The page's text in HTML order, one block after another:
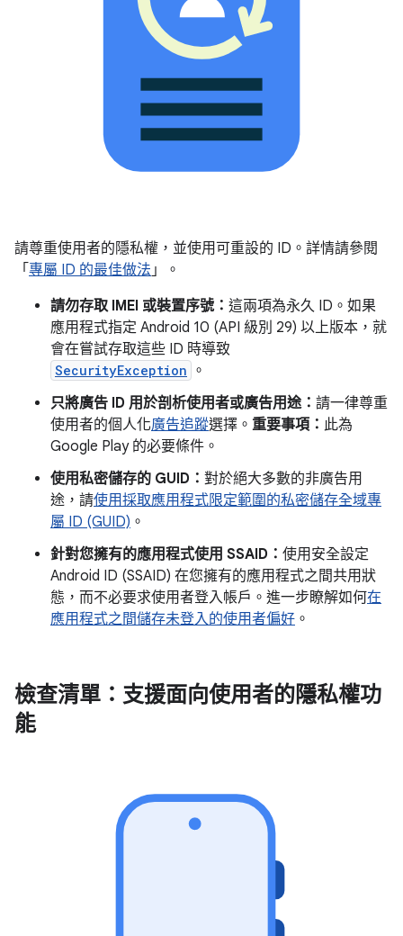
請尊重使用者的隱私權，並使用可重設的 ID。詳情請參閱
「 專屬 ID 的最佳做法 」。
請勿存取 IMEI 或裝置序號： 這兩項為永久 ID。如果
應用程式指定 Android 10 (API 級別 29) 以上版本，就
會在嘗試存取這些 ID 時導致
SecurityException 。
只將廣告 ID 用於剖析使用者或廣告用途： 請一律尊重
使用者的個人化廣告追蹤選擇。 重要事項： 此為
Google Play 的必要條件。
使用私密儲存的 GUID： 對於絕大多數的非廣告用
途，請使用採取應用程式限定範圍的私密儲存全域專
屬 ID (GUID) 。
針對您擁有的應用程式使用 SSAID： 使用安全設定
Android ID (SSAID) 在您擁有的應用程式之間共用狀
態，而不必要求使用者登入帳戶。進一步瞭解如何在
應用程式之間儲存未登入的使用者偏好 。
檢查清單：支援面向使用者的隱私權功
能